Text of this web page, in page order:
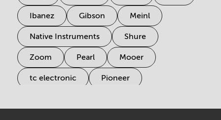
Ibanez Gibson Meinl
Native Instruments Shure
Zoom Pearl Mooer
tc electronic Pioneer